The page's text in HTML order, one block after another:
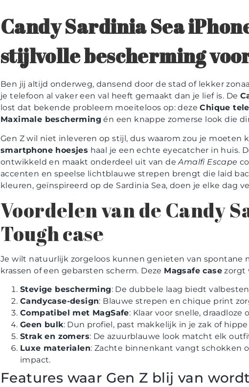
Candy Sardinia Sea
stijlvolle bescherming
Ben jij altijd onderweg, dansend door de stad of lekker
je telefoon al vaker een val heeft gemaakt dan je lief is. De
lost dat bekende probleem moeiteloos op: dezeChique
Maximale bescherming én een knappe zomerse look die
Gen Z wil niet inleveren op stijl, dus waarom zou je moeten
smartphone hoesjes haal je een echte eyecatcher in huis.
ontwikkeld en maakt onderdeel uit van deAmalfi Escape
accenten en speelse lichtblauwe strepen brengt die laid
kleuren, geïnspireerd op de Sardinia Sea, doen je elke dag
Voordelen van de Candy
Tough case
Je wilt natuurlijk zorgeloos kunnen genieten van spontane
krassen of een gebarsten scherm. Deze Magsafe case zorgt
Stevige bescherming: De dubbele laag biedt
Candycase-design: Blauwe strepen en chique print
Compatibel met MagSafe: Klaar voor snelle,
Geen bulk: Dun profiel, past makkelijk in je zak of hippe
Strak en zomers: De azuurblauwe look matcht elk
Luxe materialen: Zachte binnenkant vangt schokken
impact.
Features waar Gen Z blij van wordt